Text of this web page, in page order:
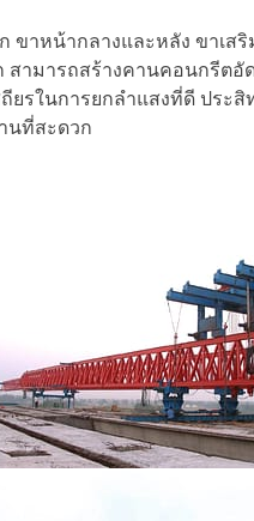
ขาหน้ากลางและหลัง ขาเ
สามารถสร้างคานคอนกรีต
ยรในการยกลำแสงที่ดี ปร
นที่สะดวก